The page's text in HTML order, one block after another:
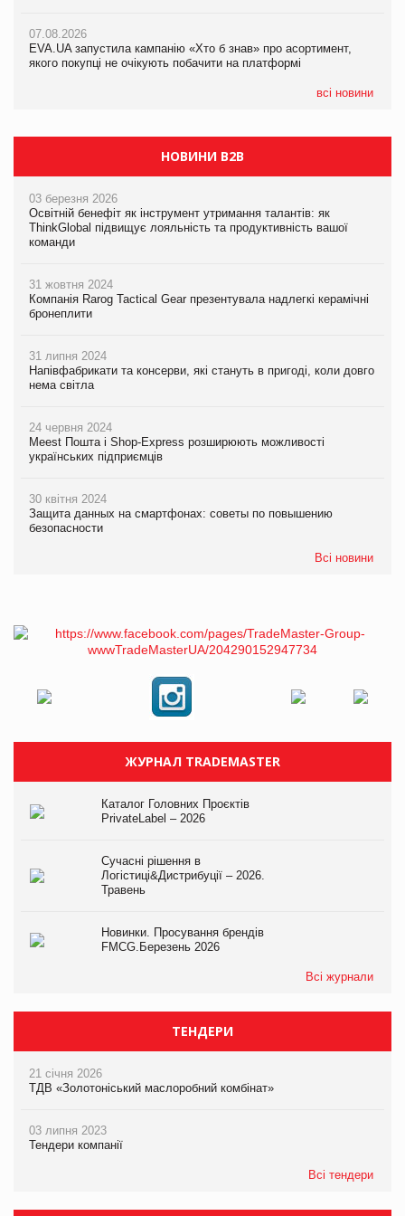
07.08.2026
EVA.UA запустила кампанію «Хто б знав» про асортимент,
якого покупці не очікують побачити на платформі
всі новини
07.08.2026
EVA.UA запустила кампанію «Хто б знав» про асортимент,
якого покупці не очікують побачити на платформі
НОВИНИ B2B
03 березня 2026
Освітній бенефіт як інструмент утримання талантів: як
ThinkGlobal підвищує лояльність та продуктивність вашої
команди
31 жовтня 2024
Компанія Rarog Tactical Gear презентувала надлегкі керамічні
бронеплити
31 липня 2024
Напівфабрикати та консерви, які стануть в пригоді, коли довго
нема світла
24 червня 2024
Meest Пошта і Shop-Express розширюють можливості
українських підприємців
30 квітня 2024
Защита данных на смартфонах: советы по повышению
безопасности
Всі новини
ЖУРНАЛ TRADEMASTER
Каталог Головних Проєктів
PrivateLabel – 2026
Сучасні рішення в
Логістиці&Дистрибуції – 2026.
Травень
Новинки. Просування брендів
FMCG.Березень 2026
Всі журнали
ТЕНДЕРИ
21 січня 2026
ТДВ «Золотоніський маслоробний комбінат»
03 липня 2023
Тендери компанії
Всі тендери